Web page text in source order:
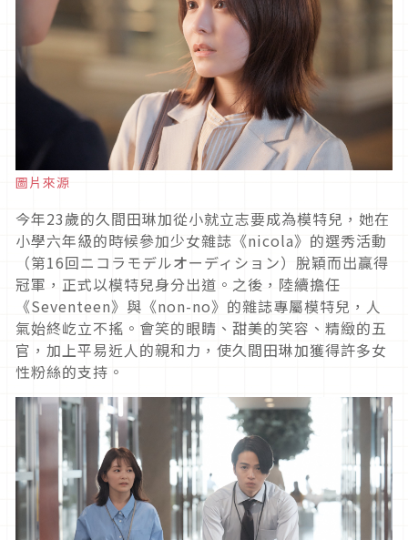
圖片來源
今年23歲的久間田琳加從小就立志要成為模特兒，她在
小學六年級的時候參加少女雜誌《nicola》的選秀活動
（第16回ニコラモデルオーディション）脫穎而出贏得
冠軍，正式以模特兒身分出道。之後，陸續擔任
《Seventeen》與《non-no》的雜誌專屬模特兒，人
氣始終屹立不搖。會笑的眼睛、甜美的笑容、精緻的五
官，加上平易近人的親和力，使久間田琳加獲得許多女
性粉絲的支持。